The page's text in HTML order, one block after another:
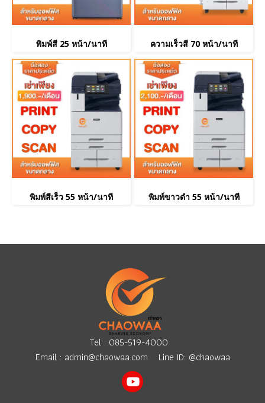
พิมพ์สี 25 หน้า/นาที ความเร็วสี 70 หน้า/นาที
พิมพ์สีเร็ว 55 หน้า/นาที พิมพ์ขาวดำ 55 หน้า/นาที
Tel : 085-519-4000
Email : admin@chaowaa.com Line ID: @chaowaa